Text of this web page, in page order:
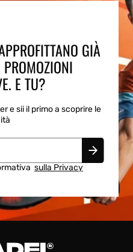
GIÀ
PROMOZIONI
E TU?
e sii il primo a scoprire le
sulla Privacy